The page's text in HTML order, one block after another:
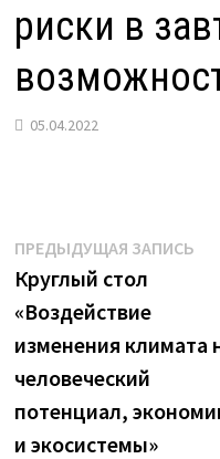
риски в
05.04.2022
Навигация
по
записям
ПРЕДЫДУЩАЯ ЗАПИСЬ
Круглый стол
«Воздействие
изменения климата
человеческий
потенциал,
и экосистемы»